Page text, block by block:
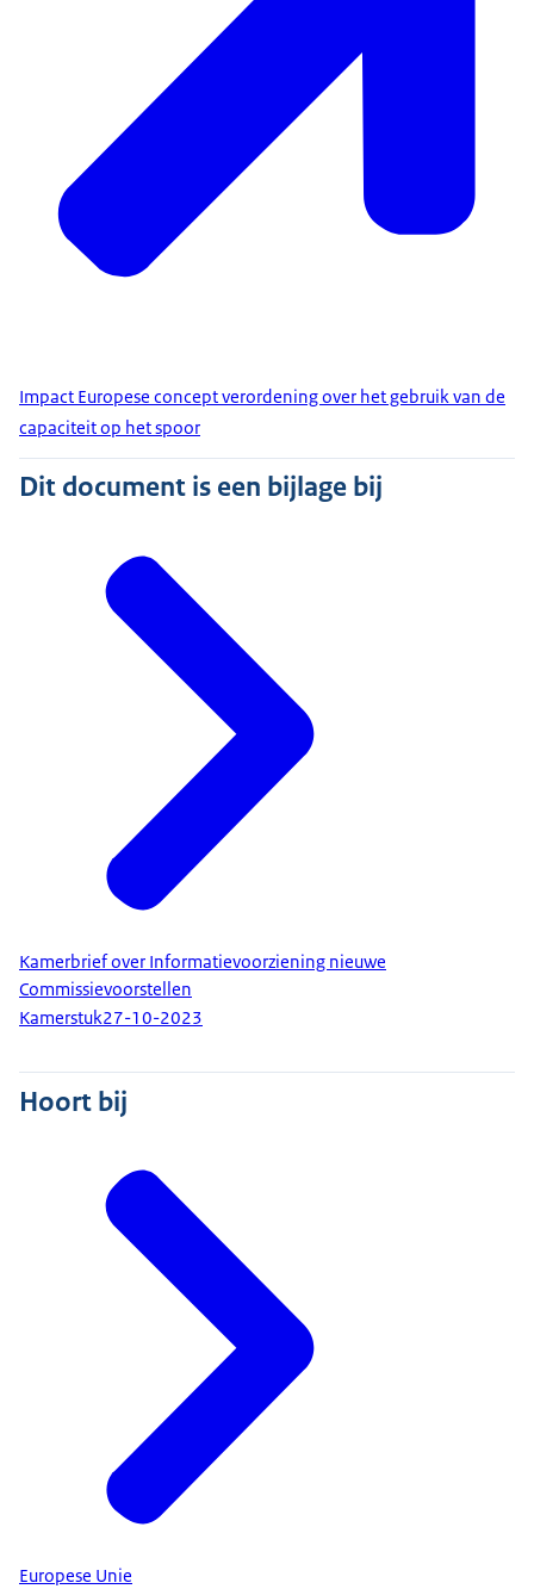
Impact Europese concept verordening over het gebruik van de
capaciteit op het spoor
Dit document is een bijlage bij
Kamerbrief over Informatievoorziening nieuwe
Commissievoorstellen
Kamerstuk27-10-2023
Hoort bij
Europese Unie